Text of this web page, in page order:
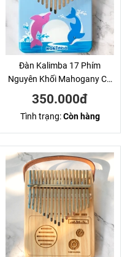
Đàn Kalimba 17 Phím
Nguyên Khối Mahogany Cá
Voi Xanh KaLinh
350.000đ
Tình trạng:Còn hàng